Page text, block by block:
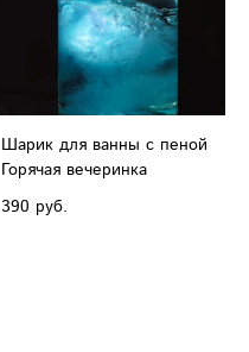
Шарик для ванны с пеной
Горячая вечеринка
390 pуб.